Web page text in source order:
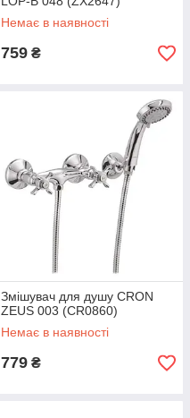
Немає в наявності
759 ₴
Змішувач для душу CRON
ZEUS 003 (CR0860)
Немає в наявності
779 ₴